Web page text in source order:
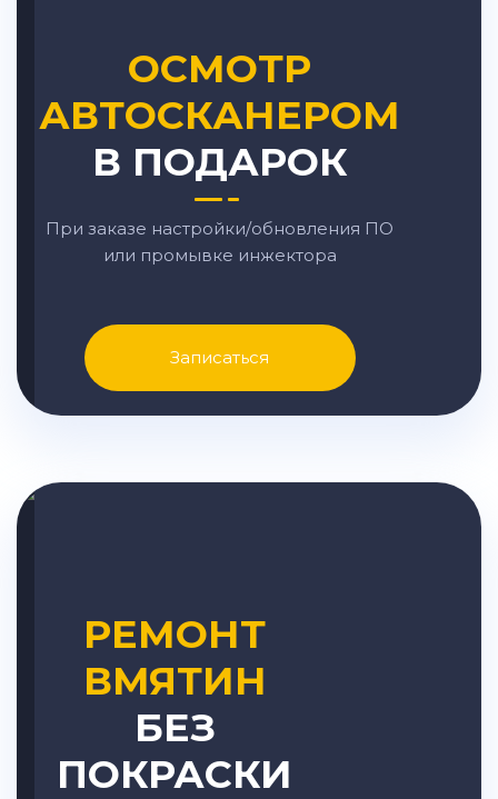
ОСМОТР
АВТОСКАНЕРОМ
В ПОДАРОК
При заказе настройки/обновления ПО
или промывке инжектора
Записаться
РЕМОНТ
ВМЯТИН
БЕЗ
ПОКРАСКИ